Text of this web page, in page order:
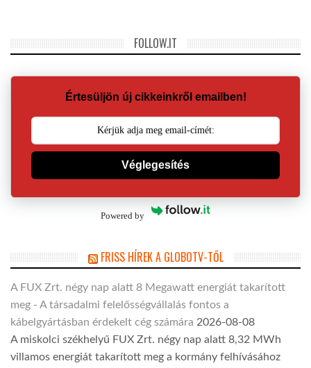
FOLLOW.IT
Értesüljön új cikkeinkről emailben!
Véglegesítés
Powered by
FRISS HÍREK A GLOBOTV-TŐL
A FUX Zrt. négy nap alatt 8 Megawatt energiát takarított
meg - A társadalmi felelősségvállalás fontos a
kábelgyártásban érdekelt cég számára 2026-08-08
A miskolci székhelyű FUX Zrt. négy nap alatt 8,32 MWh
villamos energiát takarított meg a kormány felhívásához